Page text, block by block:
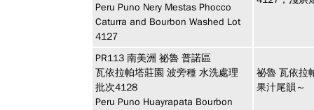
Peru Puno Nery Mestas Phocco
Caturra and Bourbon Washed Lot
4127
PR113 南美洲 祕魯 普諾區
瓦依拉帕塔莊園 波旁種 水洗處理
批次4128
Peru Puno Huayrapata Bourbon
祕魯 瓦依拉
果汁尾韻～